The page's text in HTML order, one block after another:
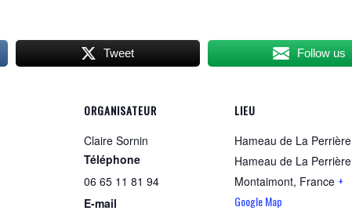
Tweet Follow us
ORGANISATEUR
Claire Sornin
Téléphone
06 65 11 81 94
E-mail
LIEU
Hameau de La Perrière
Hameau de La Perrière
Montaimont, France +
Google Map